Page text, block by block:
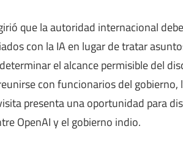
que la autoridad internacional
con la IA en lugar de tratar
el alcance permisible del
con funcionarios del
presenta una oportunidad para
OpenAI y el gobierno indio.